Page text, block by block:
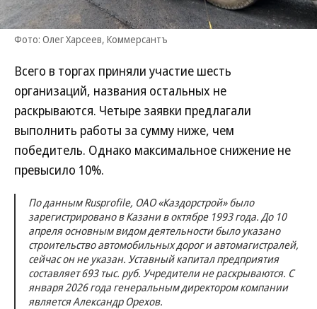
Фото: Олег Харсеев, Коммерсантъ
Всего в торгах приняли участие шесть
организаций, названия остальных не
раскрываются. Четыре заявки предлагали
выполнить работы за сумму ниже, чем
победитель. Однако максимальное снижение не
превысило 10%.
По данным Rusprofile, ОАО «Каздорстрой» было
зарегистрировано в Казани в октябре 1993 года. До 10
апреля основным видом деятельности было указано
строительство автомобильных дорог и автомагистралей,
сейчас он не указан. Уставный капитал предприятия
составляет 693 тыс. руб. Учредители не раскрываются. С
января 2026 года генеральным директором компании
является Александр Орехов.